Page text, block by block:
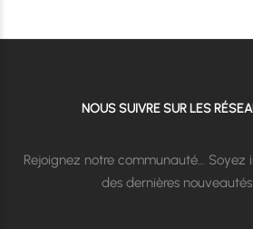
NOUS SUIVRE SUR LES
Rejoignez notre communauté… Soyez
des dernières